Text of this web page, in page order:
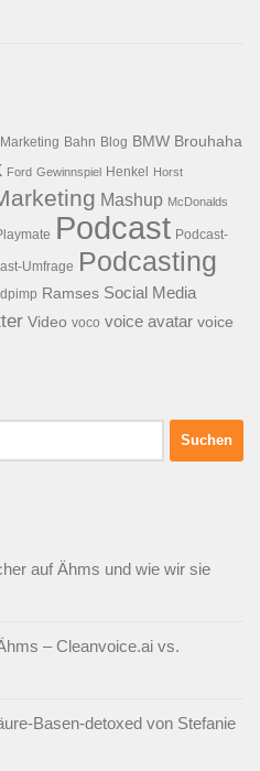
Bahn Blog BMW Brouhaha
Ford Gewinnspiel Henkel Horst
Mashup McDonalds
Podcast Podcast-
Umfrage Podcasting
Ramses Social Media
Video voco voice avatar voice
auf Ähms und wie wir sie
– Cleanvoice.ai vs.
Basen-detoxed von Stefanie